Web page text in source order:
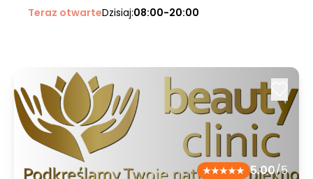
Teraz otwarteDzisiaj:08:00-20:00
5.00/5